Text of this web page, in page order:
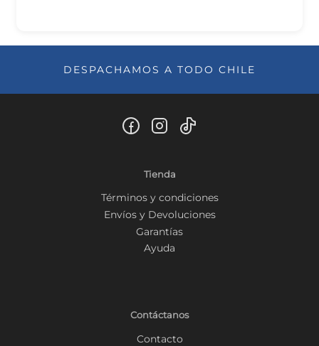
DESPACHAMOS A TODO CHILE
Tienda
Términos y condiciones
Envíos y Devoluciones
Garantías
Ayuda
Contáctanos
Contacto